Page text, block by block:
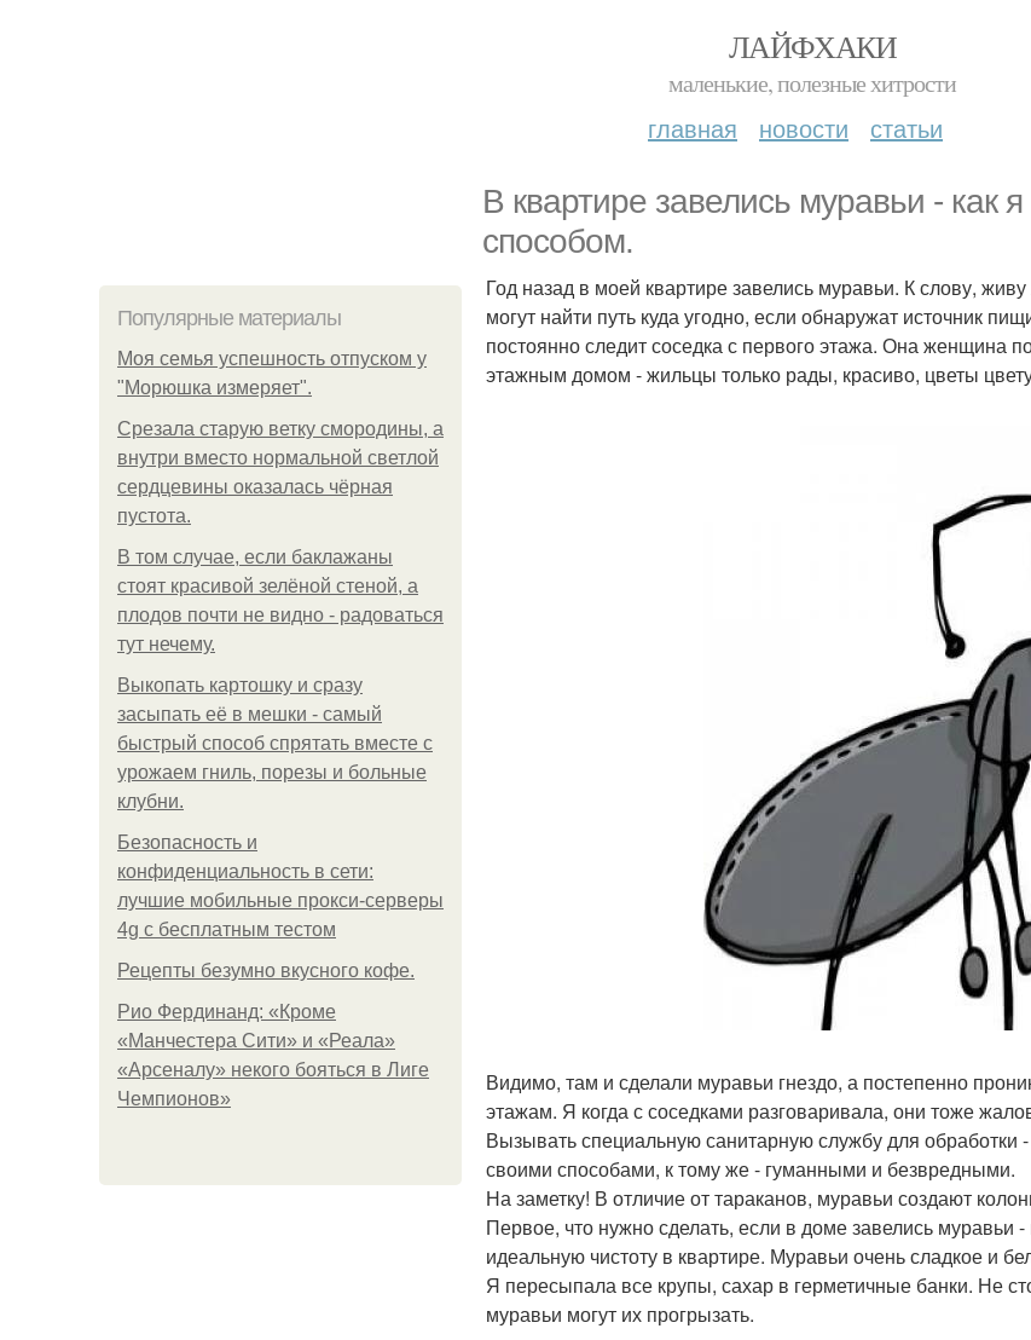
ЛАЙФХАКИ
маленькие, полезные хитрости
главная новости статьи
В квартире завелись муравьи - как
способом.
Популярные материалы
Моя семья успешность отпуском у
"Морюшка измеряет".
Срезала старую ветку смородины, а
внутри вместо нормальной светлой
сердцевины оказалась чёрная
пустота.
В том случае, если баклажаны
стоят красивой зелёной стеной, а
плодов почти не видно - радоваться
тут нечему.
Выкопать картошку и сразу
засыпать её в мешки - самый
быстрый способ спрятать вместе с
урожаем гниль, порезы и больные
клубни.
Безопасность и
конфиденциальность в сети:
лучшие мобильные прокси-серверы
4g с бесплатным тестом
Рецепты безумно вкусного кофе.
Рио Фердинанд: «Кроме
«Манчестера Сити» и «Реала»
«Арсеналу» некого бояться в Лиге
Чемпионов»
Год назад в моей квартире завелись муравьи. К слову,
могут найти путь куда угодно, если обнаружат источник
постоянно следит соседка с первого этажа. Она женщина
этажным домом - жильцы только рады, красиво, цветы
Видимо, там и сделали муравьи гнездо, а постепенно
этажам. Я когда с соседками разговаривала, они тоже
Вызывать специальную санитарную службу для
своими способами, к тому же - гуманными и безвредными.
На заметку! В отличие от тараканов, муравьи создают
Первое, что нужно сделать, если в доме завелись
идеальную чистоту в квартире. Муравьи очень сладкое и
Я пересыпала все крупы, сахар в герметичные банки. Не
муравьи могут их прогрызать.